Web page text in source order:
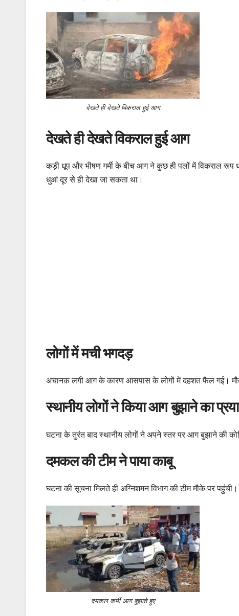
देखते ही देखते विकराल हुई आग
देखते ही देखते विकराल हुई आग
कड़ी धूप और भीषण गर्मी के बीच आग ने कुछ ही पलों में विकराल
धुआं दूर से ही देखा जा सकता था।
लोगों में मची भगदड़
अचानक लगी आग के कारण आसपास के लोगों में दहशत फैल गई। मौके
स्थानीय लोगों ने किया आग बुझाने का
घटना के तुरंत बाद स्थानीय लोगों ने अपने स्तर पर आग बुझाने की
दमकल की टीम ने पाया काबू
घटना की सूचना मिलते ही अग्निशमन विभाग की टीम मौके पर
दमकल कर्मी आग बुझाते हुए